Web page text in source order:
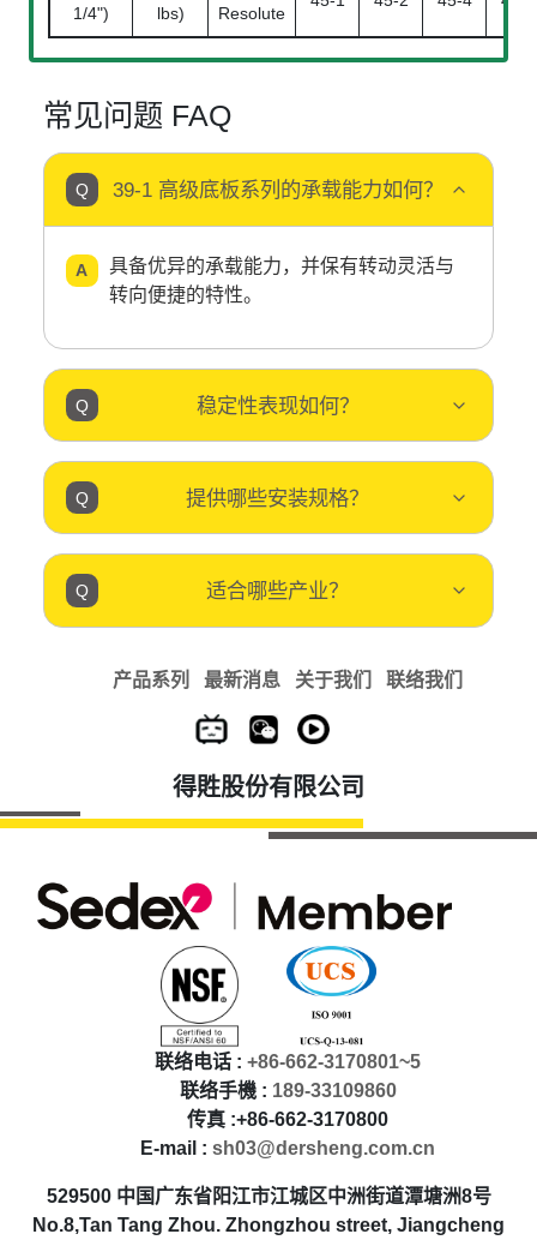
1/4")
lbs)
Resolute
常见问题 FAQ
39-1 高级底板系列的承载能力如何？
具备优异的承载能力，并保有转动灵活与
转向便捷的特性。
稳定性表现如何？
提供哪些安装规格？
适合哪些产业？
产品系列 最新消息 关于我们 联络我们
得貹股份有限公司
联络电话 : +86-662-3170801~5
联络手機 : 189-33109860
传真 :+86-662-3170800
E-mail : sh03@dersheng.com.cn
529500 中国广东省阳江市江城区中洲街道潭塘洲8号
No.8,Tan Tang Zhou. Zhongzhou street, Jiangcheng